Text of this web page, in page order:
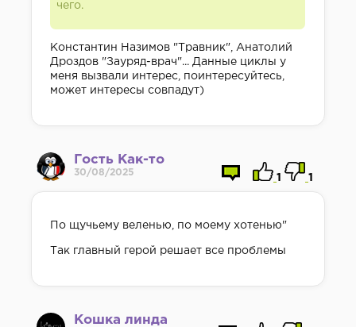
чего.
Константин Назимов "Травник", Анатолий
Дроздов "Зауряд-врач"... Данные циклы у
меня вызвали интерес, поинтересуйтесь,
может интересы совпадут)
Гость Как-то
30/08/2025
1 1
По щучьему веленью, по моему хотенью"
Так главный герой решает все проблемы
Кошка линда